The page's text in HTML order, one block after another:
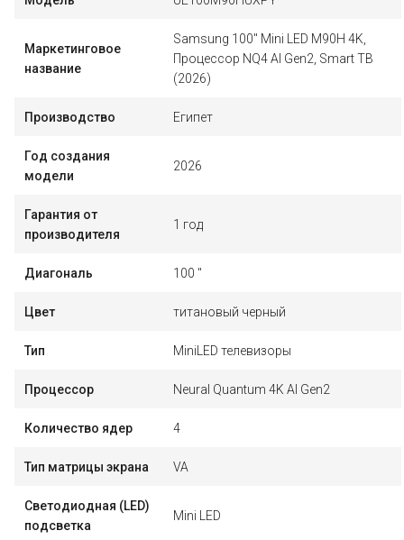
Маркетинговое
название
Samsung 100" Mini LED M90H 4K,
Процессор NQ4 AI Gen2, Smart ТВ
(2026)
Производство Египет
Год создания
модели
2026
Гарантия от
производителя
1 год
Диагональ 100 "
Цвет титановый черный
Тип MiniLED телевизоры
Процессор Neural Quantum 4K AI Gen2
Количество ядер 4
Тип матрицы экрана VA
Светодиодная (LED)
подсветка
Mini LED